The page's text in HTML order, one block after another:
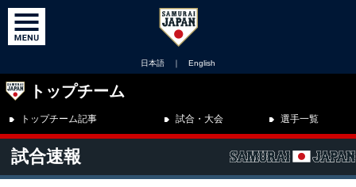
日本語 ｜ English
トップチーム
トップチーム記事 試合・大会 選手一覧
試合速報